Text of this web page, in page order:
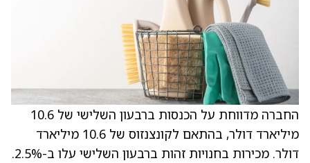
החברה מדווחת על הכנסות ברבעון השלישי של 10.6
מיליארד דולר, בהתאם לקונצנזוס של 10.6 מיליארד
דולר. מכירות בחנויות זהות ברבעון השלישי עלו ב-2.5%.